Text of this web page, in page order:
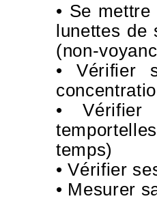
• Se
lunettes de
(non-
• Vérifier
• Vérifier
temps)
• Vérifier
• Mesurer